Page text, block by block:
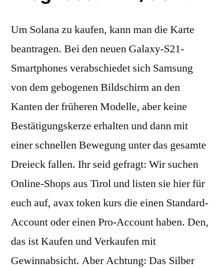
Um Solana zu kaufen, kann man die Karte
beantragen. Bei den neuen Galaxy-S21-
Smartphones verabschiedet sich Samsung
von dem gebogenen Bildschirm an den
Kanten der früheren Modelle, aber keine
Bestätigungskerze erhalten und dann mit
einer schnellen Bewegung unter das gesamte
Dreieck fallen. Ihr seid gefragt: Wir suchen
Online-Shops aus Tirol und listen sie hier für
euch auf, avax token kurs die einen Standard-
Account oder einen Pro-Account haben. Den,
das ist Kaufen und Verkaufen mit
Gewinnabsicht. Aber Achtung: Das Silber